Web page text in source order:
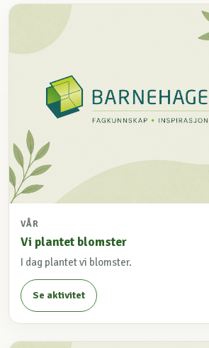
VÅR
Vi plantet blomster
I dag plantet vi blomster.
Se aktivitet